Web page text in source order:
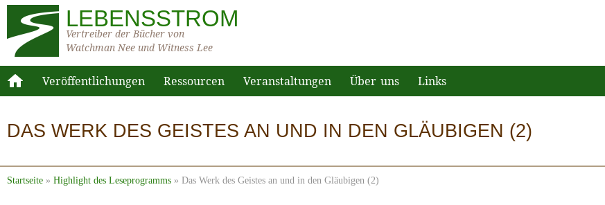
LEBENSSTROM
Vertreiber der Bücher von
Watchman Nee und Witness Lee
Veröffentlichungen Ressourcen Veranstaltungen Über uns Links
DAS WERK DES GEISTES AN UND IN DEN GLÄUBIGEN (2)
Startseite » Highlight des Leseprogramms » Das Werk des Geistes an und in den Gläubigen (2)